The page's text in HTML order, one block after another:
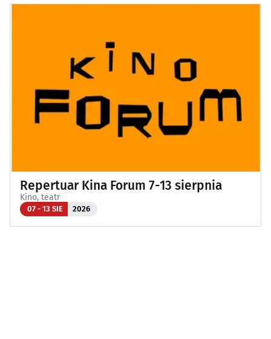
Repertuar Kina Forum 7-13 sierpnia
Kino, teatr
07 - 13 SIE 2026